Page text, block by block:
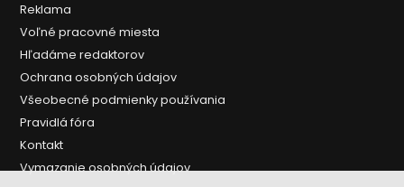
Reklama
Voľné pracovné miesta
Hľadáme redaktorov
Ochrana osobných údajov
Všeobecné podmienky používania
Pravidlá fóra
Kontakt
Vymazanie osobných údajov